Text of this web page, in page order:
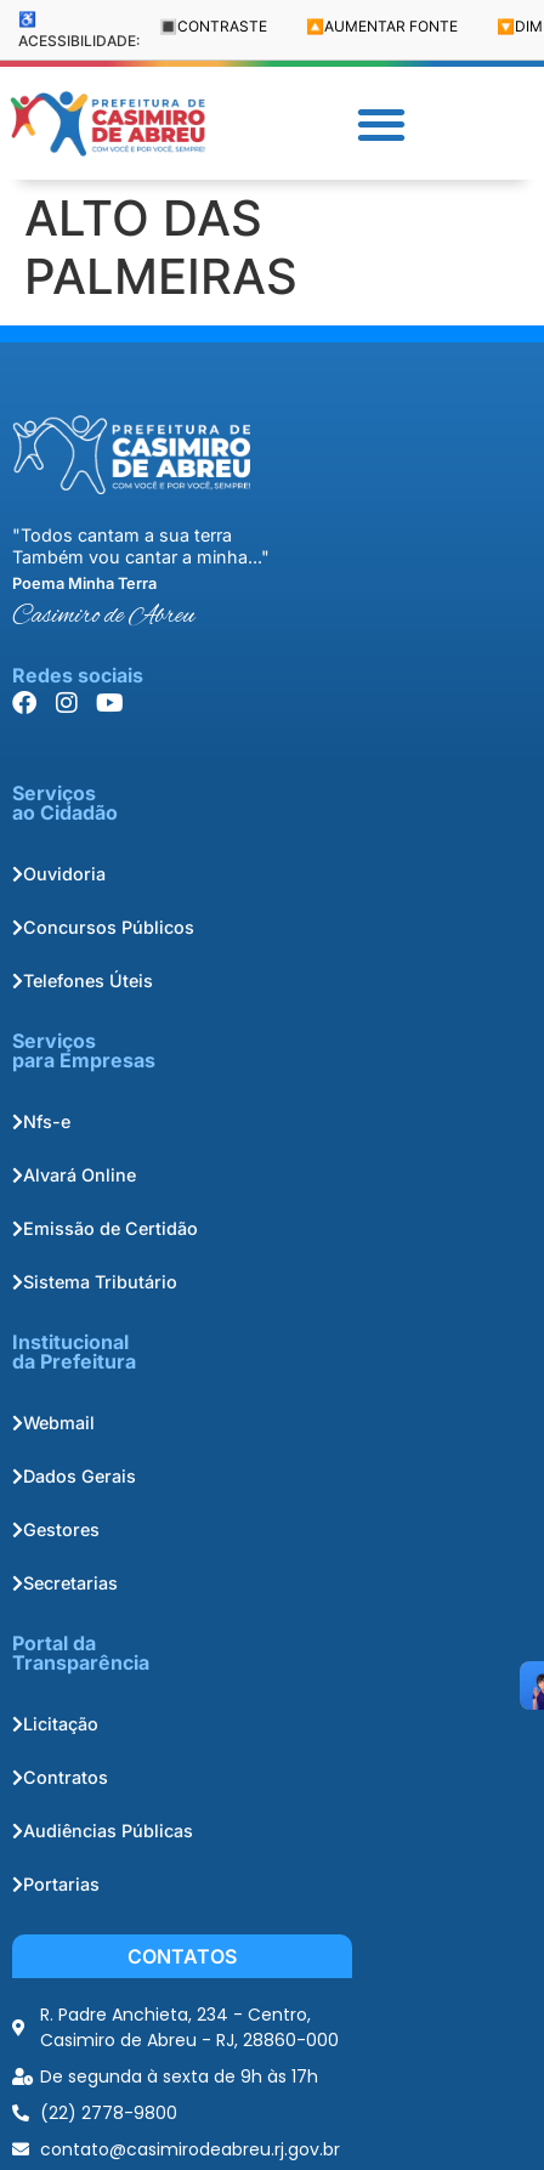
♿
ACESSIBILIDADE:
🔳 CONTRASTE 🔼 AUMENTAR FONTE 🔽
ALTO DAS
PALMEIRAS
"Todos cantam a sua terra
Também vou cantar a minha..."
Poema Minha Terra
Casimiro de Abreu
Redes sociais
Serviços
ao Cidadão
Ouvidoria
Concursos Públicos
Telefones Úteis
Serviços
para Empresas
Nfs-e
Alvará Online
Emissão de Certidão
Sistema Tributário
Institucional
da Prefeitura
Webmail
Dados Gerais
Gestores
Secretarias
Portal da
Transparência
Licitação
Contratos
Audiências Públicas
Portarias
CONTATOS
R. Padre Anchieta, 234 - Centro,
Casimiro de Abreu - RJ, 28860-000
De segunda à sexta de 9h às 17h
(22) 2778-9800
contato@casimirodeabreu.rj.gov.br